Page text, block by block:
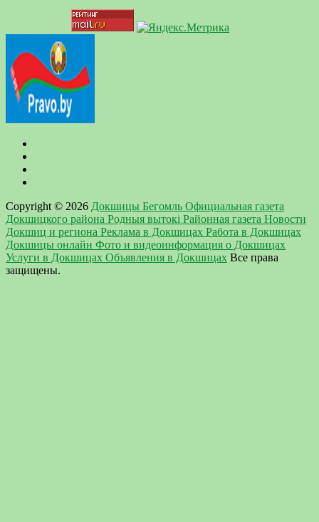
Copyright © 2026 Докшицы Бегомль Официальная газета
Докшицкого района Родныя вытокi Районная газета Новости
Докшиц и региона Реклама в Докшицах Работа в Докшицах
Докшицы онлайн Фото и видеоинформация о Докшицах
Услуги в Докшицах Объявления в Докшицах Все права
защищены.